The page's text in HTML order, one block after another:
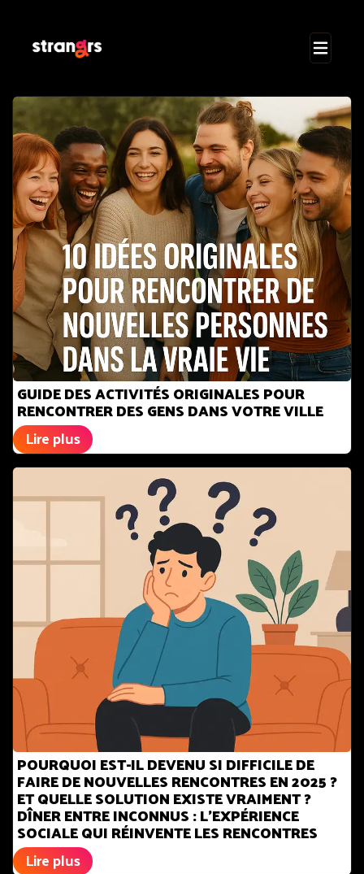
GUIDE DES ACTIVITÉS ORIGINALES POUR
RENCONTRER DES GENS DANS VOTRE VILLE
Lire plus
POURQUOI EST-IL DEVENU SI DIFFICILE DE
FAIRE DE NOUVELLES RENCONTRES EN 2025 ?
ET QUELLE SOLUTION EXISTE VRAIMENT ?
DÎNER ENTRE INCONNUS : L’EXPÉRIENCE
SOCIALE QUI RÉINVENTE LES RENCONTRES
Lire plus